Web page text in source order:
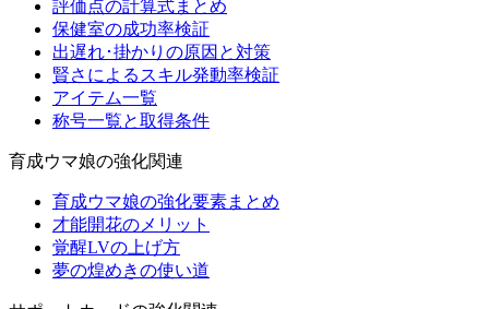
評価点の計算式まとめ
保健室の成功率検証
出遅れ･掛かりの原因と対策
賢さによるスキル発動率検証
アイテム一覧
称号一覧と取得条件
育成ウマ娘の強化関連
育成ウマ娘の強化要素まとめ
才能開花のメリット
覚醒LVの上げ方
夢の煌めきの使い道